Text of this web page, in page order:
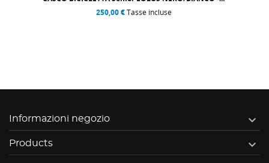
250,00 €Tasse incluse
Informazioni negozio 
Products 